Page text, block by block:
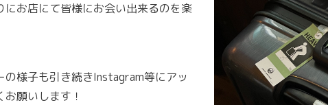
にお店にて皆様にお会い出来るのを楽
の様子も引き続きInstagram等にアッ
願いします！